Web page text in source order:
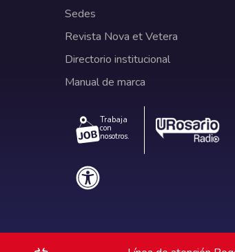
Sedes
Revista Nova et Vetera
Directorio institucional
Manual de marca
Trabaja
con
nosotros.